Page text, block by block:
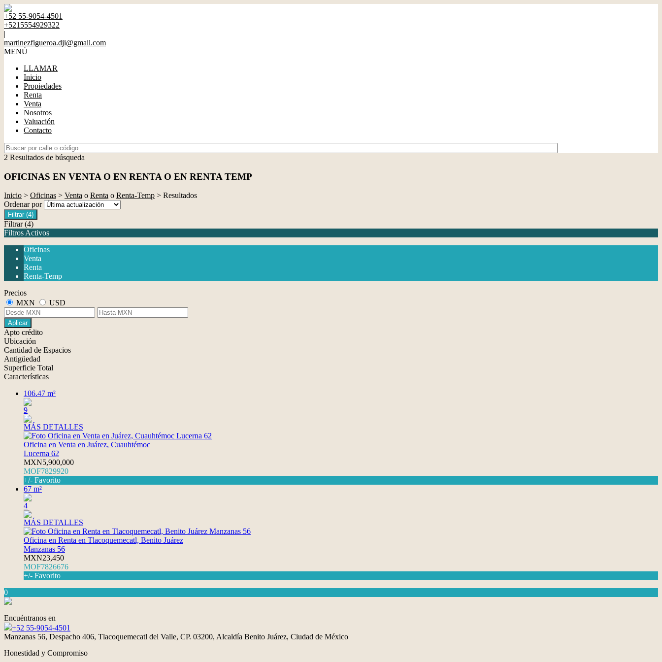
+52 55-9054-4501
+5215554929322
|
martinezfigueroa.dji@gmail.com
MENÚ
LLAMAR
Inicio
Propiedades
Renta
Venta
Nosotros
Valuación
Contacto
2 Resultados de búsqueda
OFICINAS EN VENTA O EN RENTA O EN RENTA TEMP
Inicio > Oficinas > Venta o Renta o Renta-Temp > Resultados
Ordenar por
Filtrar (4)
Filtrar (4)
Filtros Activos
Oficinas
Venta
Renta
Renta-Temp
Precios
MXN
USD
Aplicar
Apto crédito
Ubicación
Cantidad de Espacios
Antigüedad
Superficie Total
Características
106.47 m²
9
MÁS DETALLES
Oficina en Venta en Juárez, Cuauhtémoc
Lucerna 62
MXN5,900,000
MOF7829920
+/- Favorito
67 m²
4
MÁS DETALLES
Oficina en Renta en Tlacoquemecatl, Benito Juárez
Manzanas 56
MXN23,450
MOF7826676
+/- Favorito
0
Encuéntranos en
+52 55-9054-4501
Manzanas 56, Despacho 406, Tlacoquemecatl del Valle, CP. 03200, Alcaldía Benito Juárez, Ciudad de México
Honestidad y Compromiso